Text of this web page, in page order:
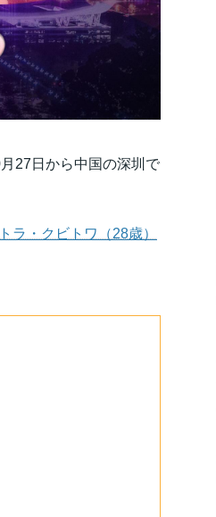
27日から中国の深圳で
ラ・クビトワ（28歳）